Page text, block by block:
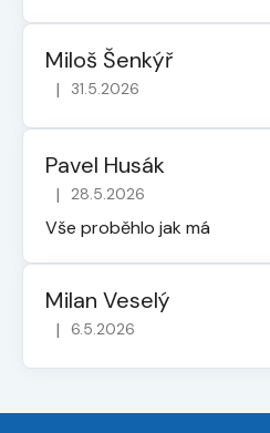
Miloš Šenkýř
Hodnocení obchodu je 5 z
| 31.5.2026
Pavel Husák
Hodnocení obchodu je 5 z
| 28.5.2026
Vše proběhlo jak má
Milan Veselý
Hodnocení obchodu je 5 z
| 6.5.2026